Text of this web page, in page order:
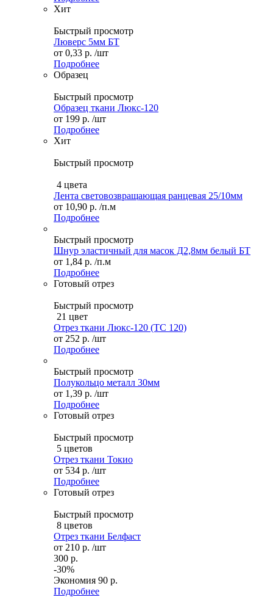
Хит
Быстрый просмотр
Люверс 5мм БТ
от 0,33 р. /шт
Подробнее
Образец
Быстрый просмотр
Образец ткани Люкс-120
от 199 р. /шт
Подробнее
Хит
Быстрый просмотр
4 цвета
Лента световозвращающая ранцевая 25/10мм
от 10,90 р. /п.м
Подробнее
Быстрый просмотр
Шнур эластичный для масок Д2,8мм белый БТ
от 1,84 р. /п.м
Подробнее
Готовый отрез
Быстрый просмотр
21 цвет
Отрез ткани Люкс-120 (TC 120)
от 252 р. /шт
Подробнее
Быстрый просмотр
Полукольцо металл 30мм
от 1,39 р. /шт
Подробнее
Готовый отрез
Быстрый просмотр
5 цветов
Отрез ткани Токио
от 534 р. /шт
Подробнее
Готовый отрез
Быстрый просмотр
8 цветов
Отрез ткани Белфаст
от 210 р. /шт
300 р.
-30%
Экономия 90 р.
Подробнее